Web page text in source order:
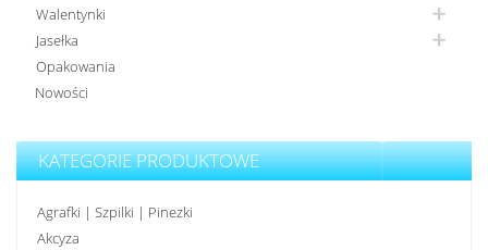
Walentynki
Jasełka
Opakowania
Nowości
KATEGORIE PRODUKTOWE
Agrafki | Szpilki | Pinezki
Akcyza